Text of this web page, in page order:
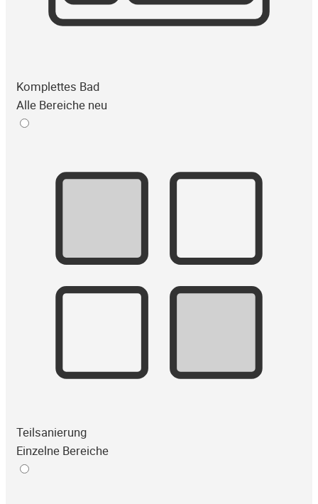
Komplettes Bad
Alle Bereiche neu
Teilsanierung
Einzelne Bereiche